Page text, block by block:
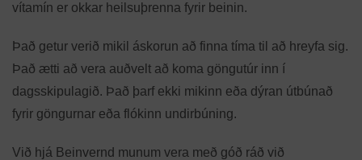
vítamín er okkar heilsuþrenna fyrir beinin.
Það getur verið mikil áskorun að finna tíma til að hreyfa sig.
Það ætti að vera auðvelt að koma göngutúr inn í
dagsskipulagið. Það þarf ekki mikinn eða dýran útbúnað
fyrir göngurnar eða flókinn undirbúning.
Við hjá Beinvernd munum vera með góð ráð við